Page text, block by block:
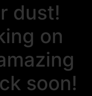
dust!
on
soon!